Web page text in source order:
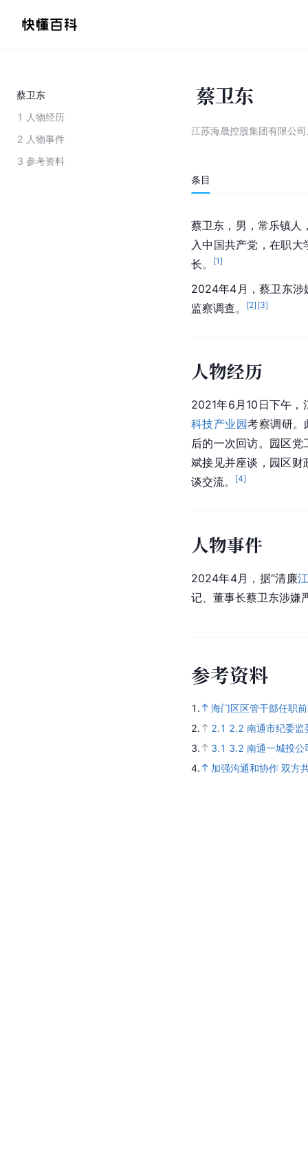
蔡卫东
1 人物经历
2 人物事件
3 参考资料
蔡卫东
江苏海晟控股集团有限公
条目
蔡卫东，男，常乐镇
入中国共产党，在职
长。
[1]
2024年4月，蔡卫东涉
监察调查。
[2] [3]
人物经历
2021年6月10日下午，
科技产业园考察调研。
后的一次回访。园区
斌接见并座谈，园区财
谈交流。
[4]
人物事件
2024年4月，据“清廉
记、董事长蔡卫东涉嫌
参考资料
1.
海门区区管干部任职
2.
2.1 2.2 南通市纪委监
3.
3.1 3.2 南通一城投公
4.
加强沟通和协作 双方